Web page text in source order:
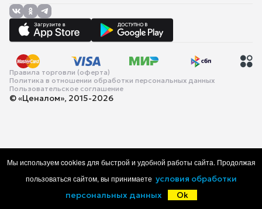
Правила торговли (оферта)
Политика в отношении обработки персональных данных
Пользовательское соглашение
© «Ценалом», 2015-2026
Каталог Корзина Избранное
Мы используем cookies для быстрой и удобной работы сайта. Продолжая
пользоваться сайтом, вы принимаете условия обработки
персональных данных
Ok